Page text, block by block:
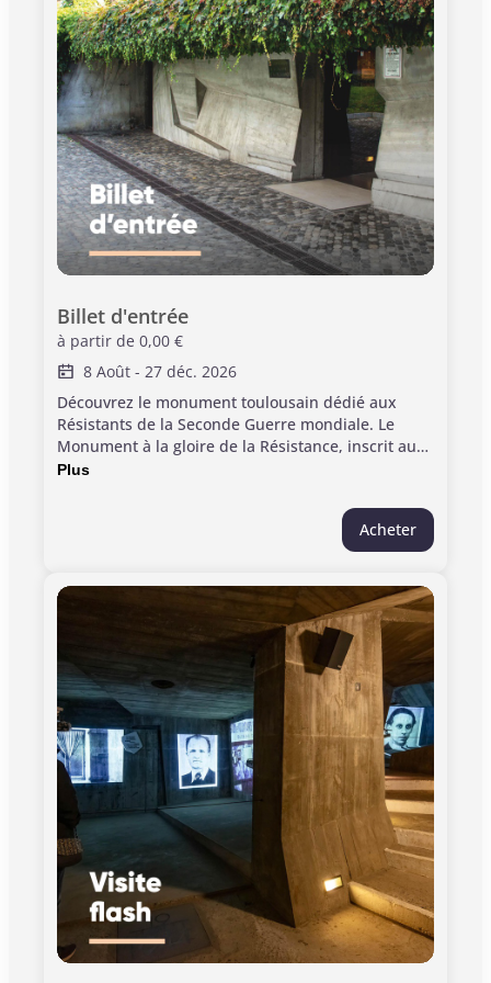
Billet d'entrée
à partir de 0,00 €
8 Août - 27 déc. 2026
Découvrez le monument toulousain dédié aux
Résistants de la Seconde Guerre mondiale. Le
Monument à la gloire de la Résistance, inscrit au
titre des Monuments Historiques, est une œuvre
mélangent pour créer un cheminement sensoriel.
Un parcours qui, réalisé en sous-terrain, vise à
représenter les actions de la Résistance, dans
Informations pratiques : > Ce billet est valable
pour une visite libre pour le jour indiqué sur votre
18h (dernière entrée à 17h). > Lieu de la visite :
allées Frédéric Mistral, 31000 Toulouse. > Le
monument ne dispose pas, à ce jour,
d'aménagements permettant l'accès aux
personnes à mobilité réduite. > Pour les groupes
de plus de 10 participants, la réservation au
Plus
Acheter